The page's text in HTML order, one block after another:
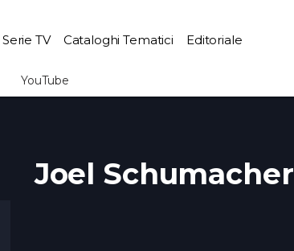
Serie TV Cataloghi Tematici Editoriale
YouTube
Joel Schumacher